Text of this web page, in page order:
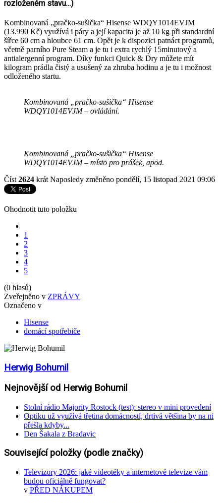
rozloženém stavu…)
Kombinovaná „pračko-sušička“ Hisense WDQY1014EVJM
(13.990 Kč) využívá i páry a její kapacita je až 10 kg při standardní
šířce 60 cm a hloubce 61 cm. Opět je k dispozici patnáct programů,
včetně parního Pure Steam a je tu i extra rychlý 15minutový a
antialergenní program. Díky funkci Quick & Dry můžete mít
kilogram prádla čistý a usušený za zhruba hodinu a je tu i možnost
odloženého startu.
Kombinovaná „pračko-sušička“ Hisense
WDQY1014EVJM – ovládání.
Kombinovaná „pračko-sušička“ Hisense
WDQY1014EVJM – místo pro prášek, apod.
Číst2624 krátNaposledy změněno pondělí, 15 listopad 2021 09:06
Ohodnotit tuto položku
1
2
3
4
5
(0 hlasů)
Zveřejněno v ZPRÁVY
Označeno v
Hisense
domácí spotřebiče
Herwig Bohumil
Nejnovější od Herwig Bohumil
Stolní rádio Majority Rostock (test): stereo v mini provedení
Optiku už využívá třetina domácností, drtivá většina by na ni
přešla kdyby...
Den Šakala z Bradavic
Související položky (podle značky)
Televizory 2026: jaké videotéky a internetové televize vám
budou oficiálně fungovat?
v PŘED NÁKUPEM